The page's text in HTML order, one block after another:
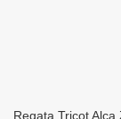
Regata Tricot Alça